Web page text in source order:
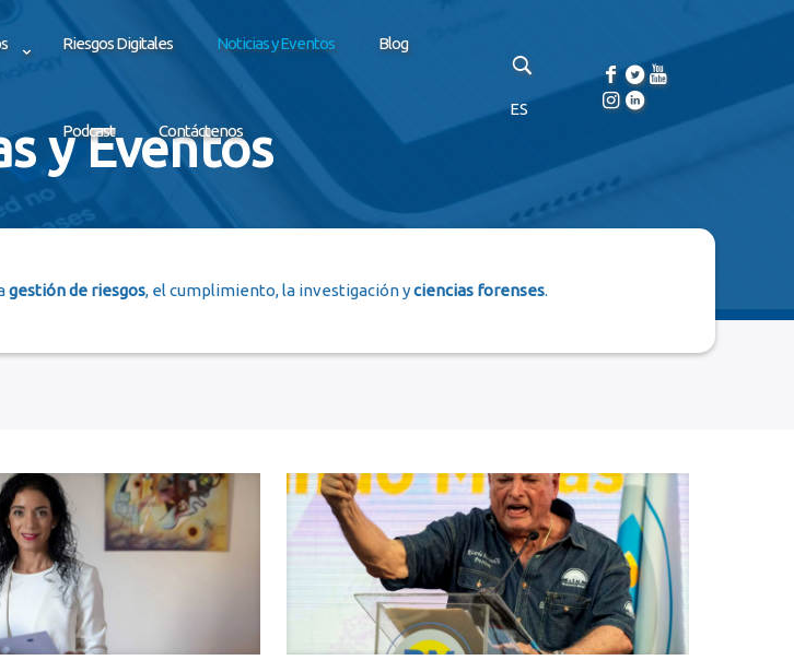
Riesgos Digitales Noticias y Eventos Blog
Podcast Contáctenos
ES
y Eventos
gestión de riesgos, el cumplimiento, la investigación yciencias forenses.